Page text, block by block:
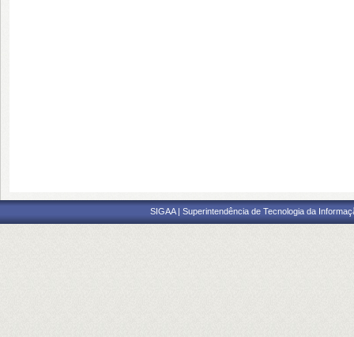
SIGAA | Superintendência de Tecnologia da